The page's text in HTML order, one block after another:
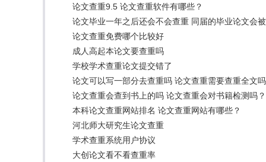
论文查重9.5 论文查重软件有哪些？
论文毕业一年之后还会不会查重 同届的毕业论文会
论文查重免费哪个比较好
成人高起本论文要查重吗
学校学术查重论文提交错了
论文可以写一部分去查重吗 论文查重需要查重全文吗
论文查重会查到书上的吗 论文查重会对书籍检测吗？
本科论文查重网站排名 论文查重网站有哪些？
河北师大研究生论文查重
学术查重系统用户协议
大创论文看不看查重率